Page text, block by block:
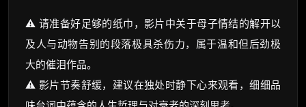
⚠️ 请准备好足够的纸巾，影片中关于母子情结的解开以
及人与动物告别的段落极具杀伤力，属于温和但后劲极
大的催泪作品。
⚠️ 影片节奏舒缓，建议在独处时静下心来观看，细细品